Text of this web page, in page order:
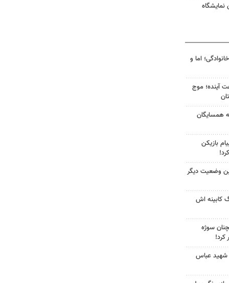
نمایشگاه
اما و
کشور در ۷۲ ساعت آینده؛ موج
همسایگان
بازیکن
وضعیت دیگر
کابینه اش
سوژه
کرد!
شهید عباس